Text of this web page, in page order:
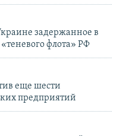
задержанное в
флота» РФ
еще шести
предприятий